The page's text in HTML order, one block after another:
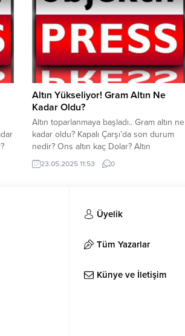
ve altın yükselişe geçti. Gram altın
yükselişini sürdürüyor. Gram altın bugün
saat 11.10 itibariyle 4.332 TL’den işlem
görüyor....
Altın Yükseliyor! Gram Altın Ne
Kadar Oldu?
Altın toparlanmaya başladı.. Gram altın ne
kadar oldu? Kapalı Çarşı’da son durum
nedir? Ons altın kaç Dolar? Altın
fiyatlarında toparlanmaya başladı. Gram
altın bugün saat 11.52 itibariyle 4.172
Dolar. Kapalı Çarşı’da son durum nedir?
İşte detaylar… Altın FiyatlarıGram altın:
4.172 TLÇeyrek altın: 6.882...
23.05.2025 11:53 0
Üyelik
Tüm Yazarlar
Künye ve İletişim